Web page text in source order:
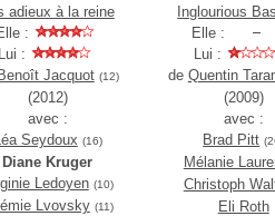
adieux à la reine
:
Lui :
Benoît Jacquot (12)
(2012)
avec :
Seydoux (16)
Diane Kruger
Ledoyen (10)
Lvovsky (11)
Inglourious
Elle :
Lui :
de Quentin
(2009)
avec :
Brad Pitt
Mélanie
Christoph
Eli Roth